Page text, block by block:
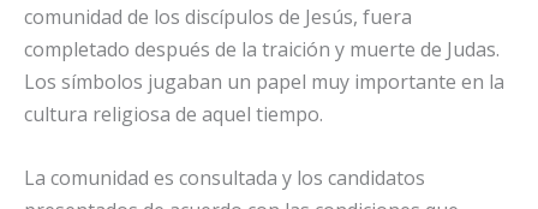
comunidad de los discípulos de Jesús, fuera
completado después de la traición y muerte de Judas.
Los símbolos jugaban un papel muy importante en la
cultura religiosa de aquel tiempo.
La comunidad es consultada y los candidatos